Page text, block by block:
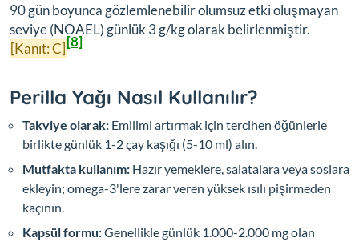
90 gün boyunca gözlemlenebilir olumsuz etki oluşmayan
seviye (NOAEL) günlük 3 g/kg olarak belirlenmiştir.
[Kanıt: C][8]
Perilla Yağı Nasıl Kullanılır?
Takviye olarak: Emilimi artırmak için tercihen öğünlerle
birlikte günlük 1-2 çay kaşığı (5-10 ml) alın.
Mutfakta kullanım: Hazır yemeklere, salatalara veya soslara
ekleyin; omega-3'lere zarar veren yüksek ısılı pişirmeden
kaçının.
Kapsül formu:Genellikle günlük 1.000-2.000 mg olan